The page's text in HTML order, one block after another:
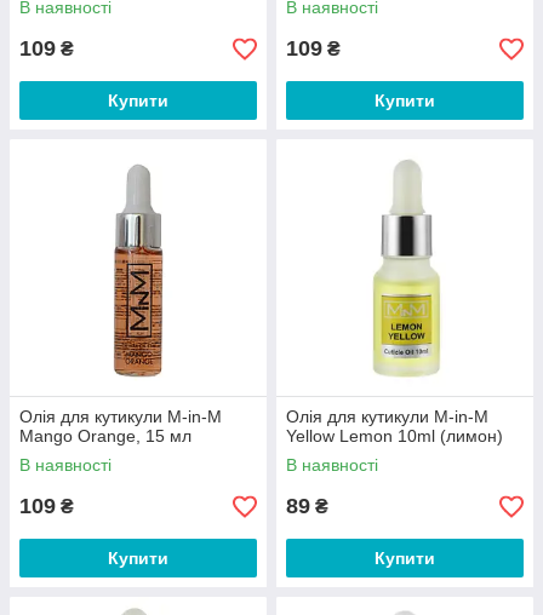
В наявності
109 ₴
Купити
В наявності
109 ₴
Купити
Олія для кутикули M-in-M
Mango Orange, 15 мл
В наявності
109 ₴
Купити
Олія для кутикули M-in-M
Yellow Lemon 10ml (лимон)
В наявності
89 ₴
Купити